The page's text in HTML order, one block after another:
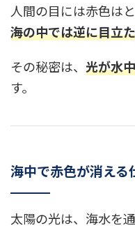
人間の目には赤色は
海の中では逆に目立
その秘密は、 光が水
す。
海中で赤色が消える
太陽の光は、海水を